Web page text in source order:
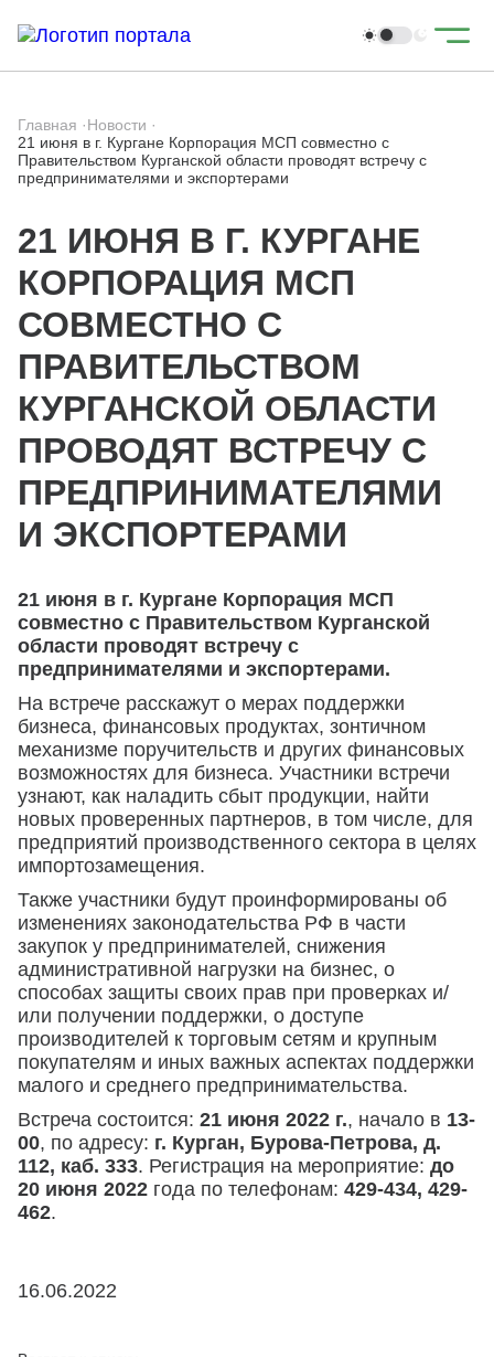
Главная ·Новости ·
21 июня в г. Кургане Корпорация МСП совместно с
Правительством Курганской области проводят встречу с
предпринимателями и экспортерами
21 ИЮНЯ В Г. КУРГАНЕ
КОРПОРАЦИЯ МСП
СОВМЕСТНО С
ПРАВИТЕЛЬСТВОМ
КУРГАНСКОЙ ОБЛАСТИ
ПРОВОДЯТ ВСТРЕЧУ С
ПРЕДПРИНИМАТЕЛЯМИ
И ЭКСПОРТЕРАМИ
21 июня в г. Кургане Корпорация МСП
совместно с Правительством Курганской
области проводят встречу с
предпринимателями и экспортерами.
На встрече расскажут о мерах поддержки
бизнеса, финансовых продуктах, зонтичном
механизме поручительств и других финансовых
возможностях для бизнеса. Участники встречи
узнают, как наладить сбыт продукции, найти
новых проверенных партнеров, в том числе, для
предприятий производственного сектора в целях
импортозамещения.
Также участники будут проинформированы об
изменениях законодательства РФ в части
закупок у предпринимателей, снижения
административной нагрузки на бизнес, о
способах защиты своих прав при проверках и/
или получении поддержки, о доступе
производителей к торговым сетям и крупным
покупателям и иных важных аспектах поддержки
малого и среднего предпринимательства.
Встреча состоится: 21 июня 2022 г., начало в 13-
00, по адресу: г. Курган, Бурова-Петрова, д.
112, каб. 333. Регистрация на мероприятие: до
20 июня 2022 года по телефонам: 429-434, 429-
462.
16.06.2022